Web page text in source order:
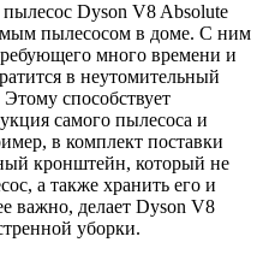
Dyson V8 Absolute
пылесосом в доме. С ним
много времени и
в неутомительный
способствует
самого пылесоса и
в комплект поставки
кронштейн, который не
а также хранить его и
важно, делает Dyson V8
уборки.